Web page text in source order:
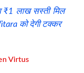
लाख सस्ती मिल
को देगी टक्कर
Virtus